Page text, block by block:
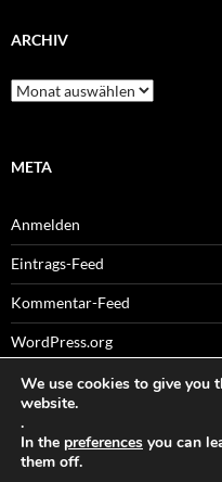
ARCHIV
Archiv
META
Anmelden
Eintrags-Feed
Kommentar-Feed
WordPress.org
Sitemaps
We use cookies to give you
website.
.
In the preferences you can
them off.